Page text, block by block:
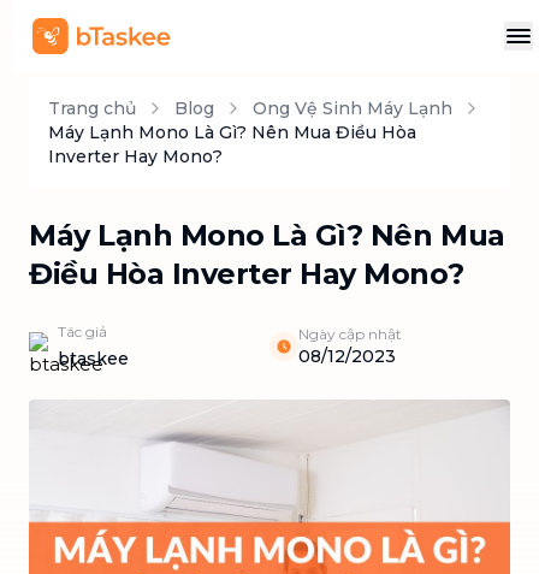
Trang chủ Blog
Ong Vệ Sinh Máy Lạnh
Máy Lạnh Mono Là Gì? Nên Mua Điều Hòa
Inverter Hay Mono?
Máy Lạnh Mono Là Gì? Nên Mua
Điều Hòa Inverter Hay Mono?
Tác giả
btaskee
Ngày cập nhật
08/12/2023